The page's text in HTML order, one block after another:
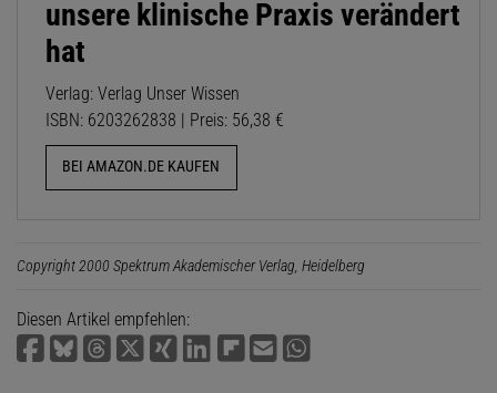
unsere klinische Praxis verändert
hat
Verlag: Verlag Unser Wissen
ISBN: 6203262838 | Preis: 56,38 €
BEI AMAZON.DE KAUFEN
Copyright 2000 Spektrum Akademischer Verlag, Heidelberg
Diesen Artikel empfehlen: